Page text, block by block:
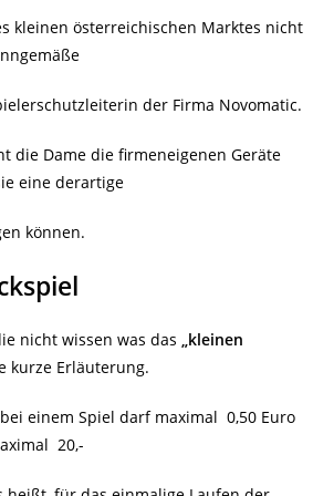
kleinen österreichischen Marktes nicht
der Firma Novomatic.
die Dame die firmeneigenen Geräte
eine derartige
können.
nicht wissen was das „kleinen
kurze Erläuterung.
einem Spiel darf maximal 0,50 Euro
20,-